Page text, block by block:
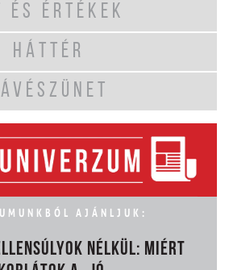
ÉS ÉRTÉKEK
HÁTTÉR
AJÁNLJUK:
NÉLKÜL: MIÉRT